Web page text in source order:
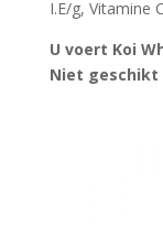
I.E/g, Vitamine
U voert Koi
Niet geschikt